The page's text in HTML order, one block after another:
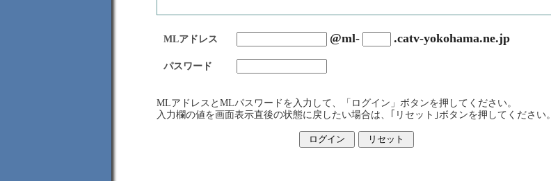
MLアドレス @ml- .catv-yokohama.ne.jp
パスワード
MLアドレスとMLパスワードを入力して、「ログイン」ボタンを押してください。
入力欄の値を画面表示直後の状態に戻したい場合は、｢リセット｣ボタンを押してください。